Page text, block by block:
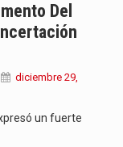
Del
diciembre 29,
un fuerte